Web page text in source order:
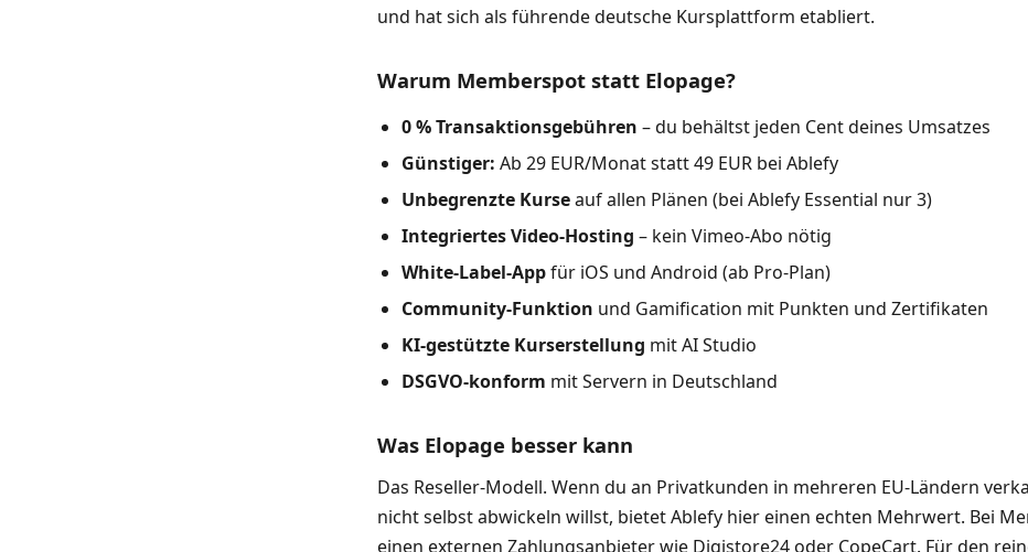
und hat sich als führende deutsche Kursplattform etabliert.
Warum Memberspot statt Elopage?
0 % Transaktionsgebühren – du behältst jeden Cent deines Umsatzes
Günstiger: Ab 29 EUR/Monat statt 49 EUR bei Ablefy
Unbegrenzte Kurseauf allen Plänen (bei Ablefy Essential nur 3)
Integriertes Video-Hosting – kein Vimeo-Abo nötig
White-Label-Appfür iOS und Android (ab Pro-Plan)
Community-Funktion und Gamification mit Punkten und Zertifikaten
KI-gestützte Kurserstellung mit AI Studio
DSGVO-konform mit Servern in Deutschland
Was Elopage besser kann
Das Reseller-Modell. Wenn du an Privatkunden in mehreren EU-Ländern
nicht selbst abwickeln willst, bietet Ablefy hier einen echten Mehrwert. Bei
einen externen Zahlungsanbieter wie Digistore24 oder CopeCart. Für den